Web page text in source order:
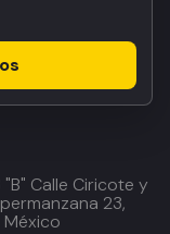
Calle Ciricote y
23,